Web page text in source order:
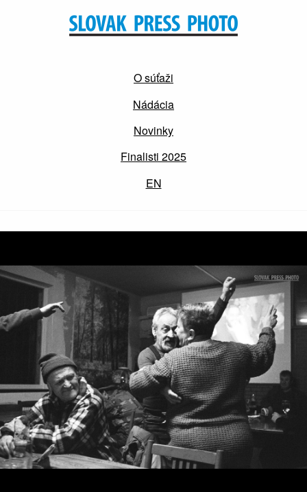
O súťaži
Nádácia
Novinky
Finalisti 2025
EN